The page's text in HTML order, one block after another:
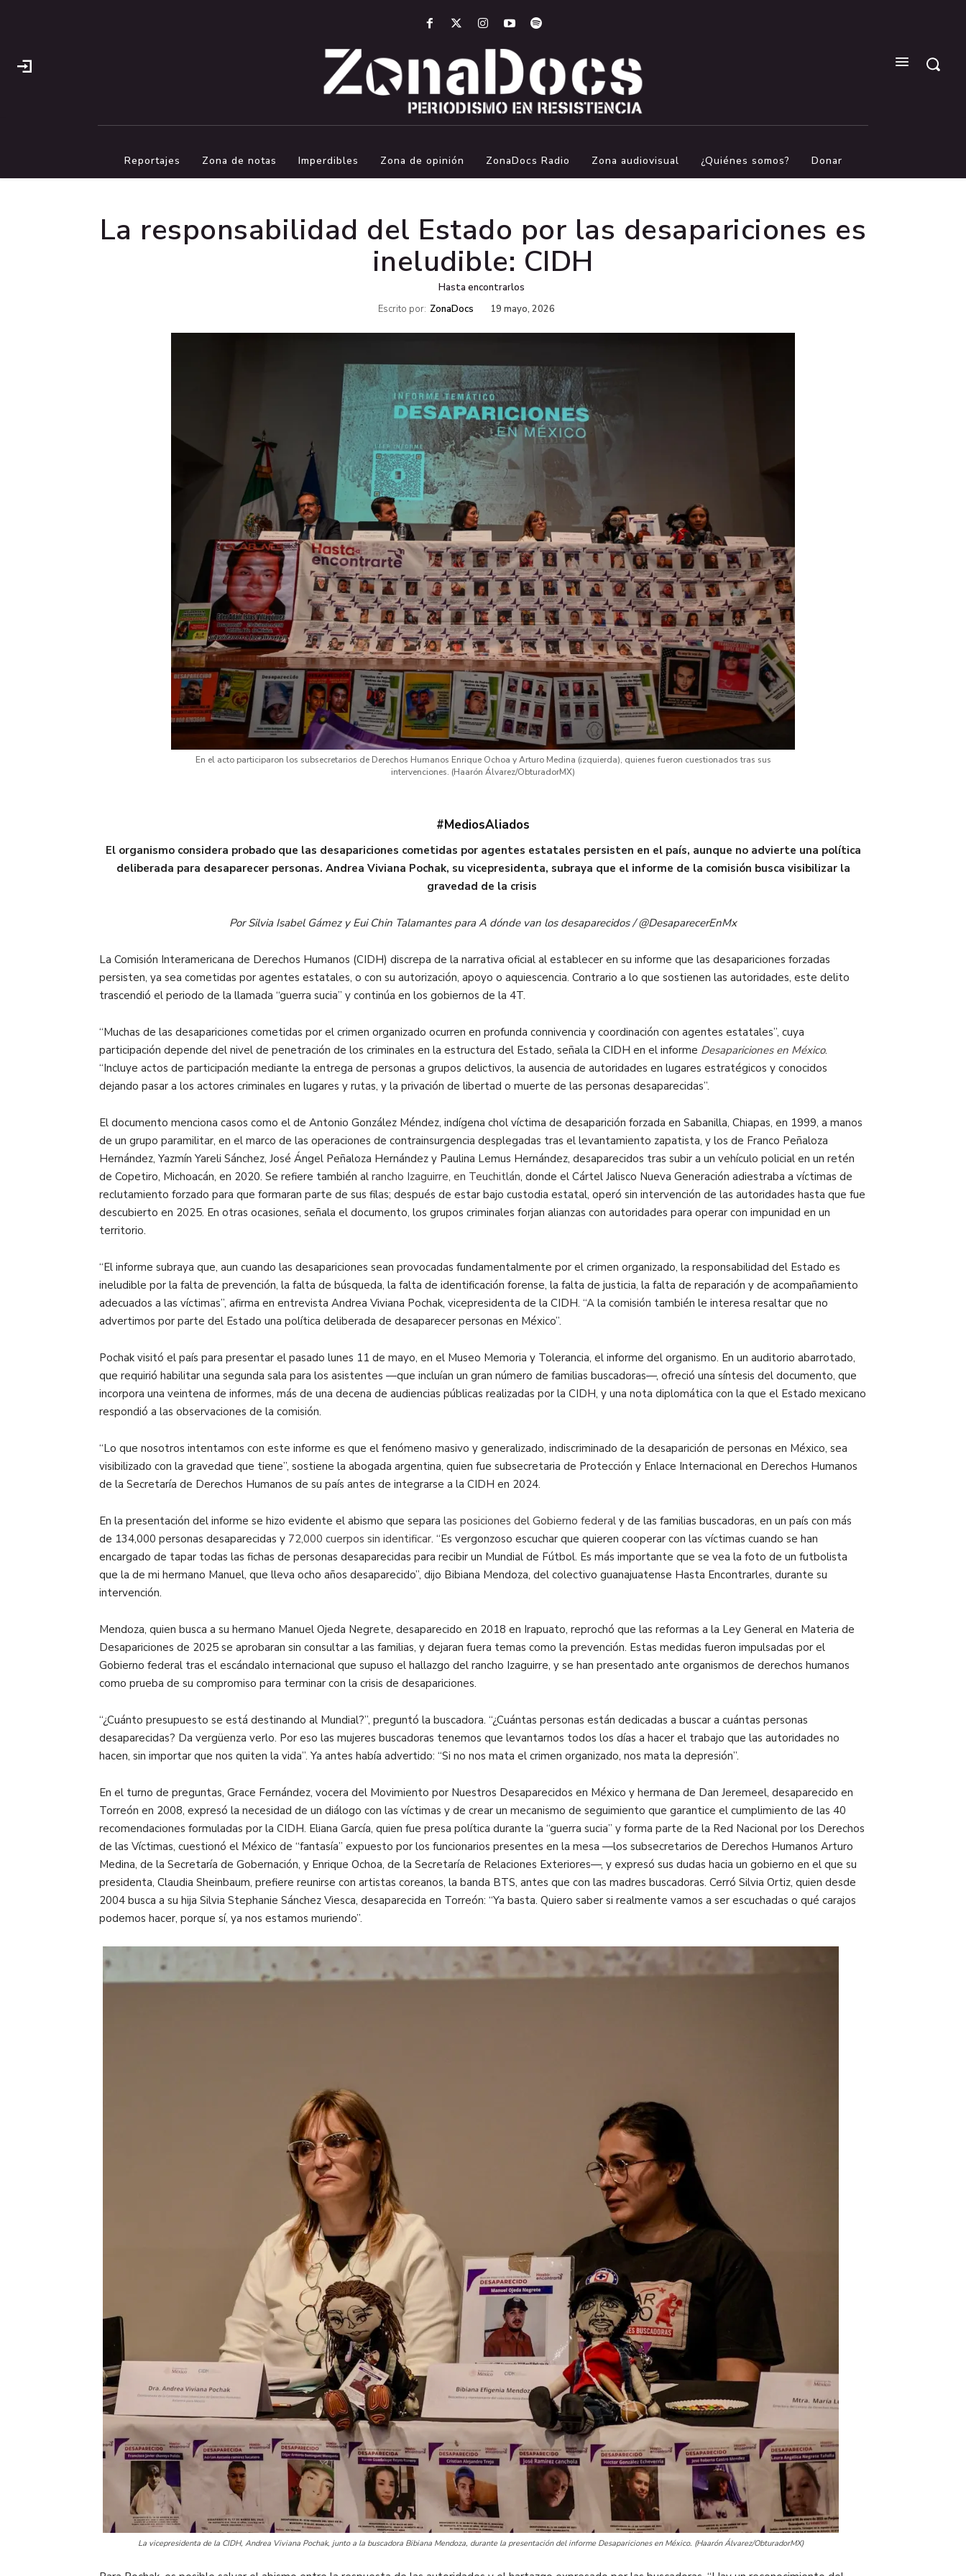
Reportajes Zona de notas Imperdibles Zona de opinión ZonaDocs Radio Zona audiovisual ¿Quiénes somos? Donar
La responsabilidad del Estado por las desapariciones es
ineludible: CIDH
Hasta encontrarlos
Escrito por: ZonaDocs 19 mayo, 2026
En el acto participaron los subsecretarios de Derechos Humanos Enrique Ochoa y Arturo Medina (izquierda), quienes fueron cuestionados tras sus
intervenciones. (Haarón Álvarez/ObturadorMX)
#MediosAliados
El organismo considera probado que las desapariciones cometidas por agentes estatales persisten en el país, aunque no advierte una política
deliberada para desaparecer personas. Andrea Viviana Pochak, su vicepresidenta, subraya que el informe de la comisión busca visibilizar la
gravedad de la crisis
Por Silvia Isabel Gámez y Eui Chin Talamantes para A dónde van los desaparecidos / @DesaparecerEnMx
La Comisión Interamericana de Derechos Humanos (CIDH) discrepa de la narrativa oficial al establecer en su informe que las desapariciones forzadas
persisten, ya sea cometidas por agentes estatales, o con su autorización, apoyo o aquiescencia. Contrario a lo que sostienen las autoridades, este delito
trascendió el periodo de la llamada “guerra sucia” y continúa en los gobiernos de la 4T.
“Muchas de las desapariciones cometidas por el crimen organizado ocurren en profunda connivencia y coordinación con agentes estatales”, cuya
participación depende del nivel de penetración de los criminales en la estructura del Estado, señala la CIDH en el informe Desapariciones en México.
“Incluye actos de participación mediante la entrega de personas a grupos delictivos, la ausencia de autoridades en lugares estratégicos y conocidos
dejando pasar a los actores criminales en lugares y rutas, y la privación de libertad o muerte de las personas desaparecidas”.
El documento menciona casos como el de Antonio González Méndez, indígena chol víctima de desaparición forzada en Sabanilla, Chiapas, en 1999, a manos
de un grupo paramilitar, en el marco de las operaciones de contrainsurgencia desplegadas tras el levantamiento zapatista, y los de Franco Peñaloza
Hernández, Yazmín Yareli Sánchez, José Ángel Peñaloza Hernández y Paulina Lemus Hernández, desaparecidos tras subir a un vehículo policial en un retén
de Copetiro, Michoacán, en 2020. Se refiere también al rancho Izaguirre, en Teuchitlán, donde el Cártel Jalisco Nueva Generación adiestraba a víctimas de
reclutamiento forzado para que formaran parte de sus filas; después de estar bajo custodia estatal, operó sin intervención de las autoridades hasta que fue
descubierto en 2025. En otras ocasiones, señala el documento, los grupos criminales forjan alianzas con autoridades para operar con impunidad en un
territorio.
“El informe subraya que, aun cuando las desapariciones sean provocadas fundamentalmente por el crimen organizado, la responsabilidad del Estado es
ineludible por la falta de prevención, la falta de búsqueda, la falta de identificación forense, la falta de justicia, la falta de reparación y de acompañamiento
adecuados a las víctimas”, afirma en entrevista Andrea Viviana Pochak, vicepresidenta de la CIDH. “A la comisión también le interesa resaltar que no
advertimos por parte del Estado una política deliberada de desaparecer personas en México”.
Pochak visitó el país para presentar el pasado lunes 11 de mayo, en el Museo Memoria y Tolerancia, el informe del organismo. En un auditorio abarrotado,
que requirió habilitar una segunda sala para los asistentes —que incluían un gran número de familias buscadoras—, ofreció una síntesis del documento, que
incorpora una veintena de informes, más de una decena de audiencias públicas realizadas por la CIDH, y una nota diplomática con la que el Estado mexicano
respondió a las observaciones de la comisión.
“Lo que nosotros intentamos con este informe es que el fenómeno masivo y generalizado, indiscriminado de la desaparición de personas en México, sea
visibilizado con la gravedad que tiene”, sostiene la abogada argentina, quien fue subsecretaria de Protección y Enlace Internacional en Derechos Humanos
de la Secretaría de Derechos Humanos de su país antes de integrarse a la CIDH en 2024.
En la presentación del informe se hizo evidente el abismo que separa las posiciones del Gobierno federal y de las familias buscadoras, en un país con más
de 134,000 personas desaparecidas y 72,000 cuerpos sin identificar. “Es vergonzoso escuchar que quieren cooperar con las víctimas cuando se han
encargado de tapar todas las fichas de personas desaparecidas para recibir un Mundial de Fútbol. Es más importante que se vea la foto de un futbolista
que la de mi hermano Manuel, que lleva ocho años desaparecido”, dijo Bibiana Mendoza, del colectivo guanajuatense Hasta Encontrarles, durante su
intervención.
Mendoza, quien busca a su hermano Manuel Ojeda Negrete, desaparecido en 2018 en Irapuato, reprochó que las reformas a la Ley General en Materia de
Desapariciones de 2025 se aprobaran sin consultar a las familias, y dejaran fuera temas como la prevención. Estas medidas fueron impulsadas por el
Gobierno federal tras el escándalo internacional que supuso el hallazgo del rancho Izaguirre, y se han presentado ante organismos de derechos humanos
como prueba de su compromiso para terminar con la crisis de desapariciones.
“¿Cuánto presupuesto se está destinando al Mundial?”, preguntó la buscadora. “¿Cuántas personas están dedicadas a buscar a cuántas personas
desaparecidas? Da vergüenza verlo. Por eso las mujeres buscadoras tenemos que levantarnos todos los días a hacer el trabajo que las autoridades no
hacen, sin importar que nos quiten la vida”. Ya antes había advertido: “Si no nos mata el crimen organizado, nos mata la depresión”.
En el turno de preguntas, Grace Fernández, vocera del Movimiento por Nuestros Desaparecidos en México y hermana de Dan Jeremeel, desaparecido en
Torreón en 2008, expresó la necesidad de un diálogo con las víctimas y de crear un mecanismo de seguimiento que garantice el cumplimiento de las 40
recomendaciones formuladas por la CIDH. Eliana García, quien fue presa política durante la “guerra sucia” y forma parte de la Red Nacional por los Derechos
de las Víctimas, cuestionó el México de “fantasía” expuesto por los funcionarios presentes en la mesa —los subsecretarios de Derechos Humanos Arturo
Medina, de la Secretaría de Gobernación, y Enrique Ochoa, de la Secretaría de Relaciones Exteriores—, y expresó sus dudas hacia un gobierno en el que su
presidenta, Claudia Sheinbaum, prefiere reunirse con artistas coreanos, la banda BTS, antes que con las madres buscadoras. Cerró Silvia Ortiz, quien desde
2004 busca a su hija Silvia Stephanie Sánchez Viesca, desaparecida en Torreón: “Ya basta. Quiero saber si realmente vamos a ser escuchadas o qué carajos
podemos hacer, porque sí, ya nos estamos muriendo”.
La vicepresidenta de la CIDH, Andrea Viviana Pochak, junto a la buscadora Bibiana Mendoza, durante la presentación del informe Desapariciones en México. (Haarón Álvarez/ObturadorMX)